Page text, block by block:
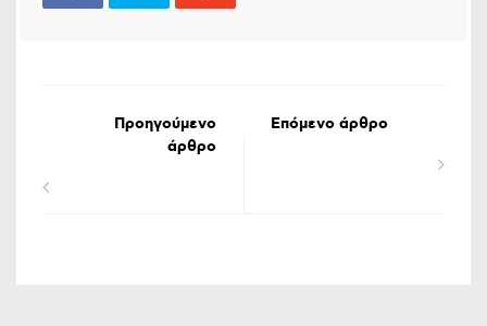
Προηγούμενο
άρθρο
Επόμενο άρθρο